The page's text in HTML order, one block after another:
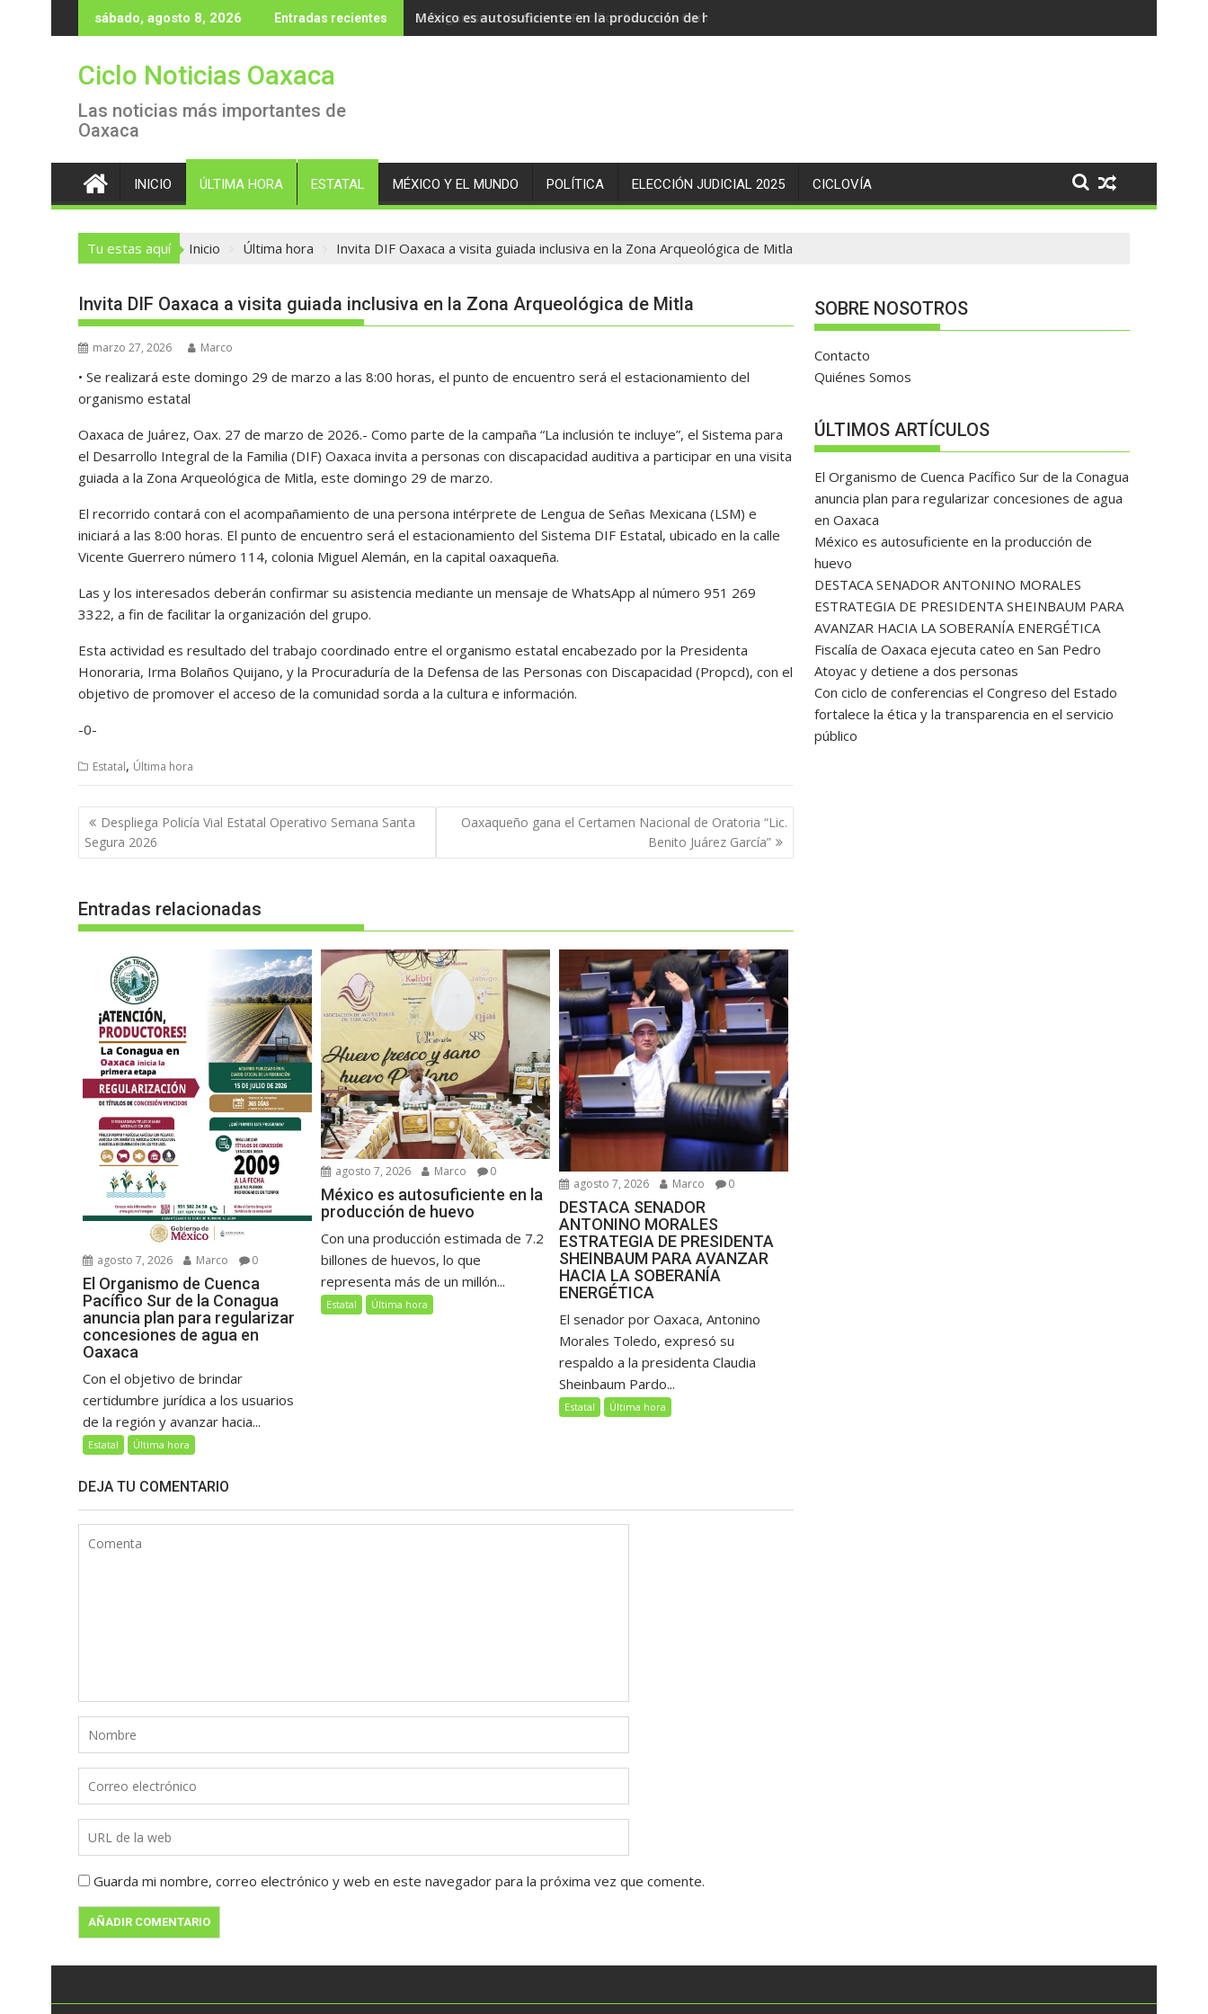
al
sábado, agosto 8, 2026 Entradas recientes México es autosuficiente en la producción de huevo
Ciclo Noticias Oaxaca
Las noticias más importantes de
Oaxaca
INICIO ÚLTIMA HORA ESTATAL MÉXICO Y EL MUNDO POLÍTICA ELECCIÓN JUDICIAL 2025 CICLOVÍA
Tu estas aquí Inicio Última hora Invita DIF Oaxaca a visita guiada inclusiva en la Zona Arqueológica de Mitla
Invita DIF Oaxaca a visita guiada inclusiva en la Zona Arqueológica de Mitla
marzo 27, 2026 Marco
• Se realizará este domingo 29 de marzo a las 8:00 horas, el punto de encuentro será el estacionamiento del
organismo estatal
Oaxaca de Juárez, Oax. 27 de marzo de 2026.- Como parte de la campaña “La inclusión te incluye”, el Sistema para
el Desarrollo Integral de la Familia (DIF) Oaxaca invita a personas con discapacidad auditiva a participar en una visita
guiada a la Zona Arqueológica de Mitla, este domingo 29 de marzo.
El recorrido contará con el acompañamiento de una persona intérprete de Lengua de Señas Mexicana (LSM) e
iniciará a las 8:00 horas. El punto de encuentro será el estacionamiento del Sistema DIF Estatal, ubicado en la calle
Vicente Guerrero número 114, colonia Miguel Alemán, en la capital oaxaqueña.
Las y los interesados deberán confirmar su asistencia mediante un mensaje de WhatsApp al número 951 269
3322, a fin de facilitar la organización del grupo.
Esta actividad es resultado del trabajo coordinado entre el organismo estatal encabezado por la Presidenta
Honoraria, Irma Bolaños Quijano, y la Procuraduría de la Defensa de las Personas con Discapacidad (Propcd), con el
objetivo de promover el acceso de la comunidad sorda a la cultura e información.
-0-
Estatal, Última hora
Navegación
de
entradas
Despliega Policía Vial Estatal Operativo Semana Santa
Segura 2026
Oaxaqueño gana el Certamen Nacional de Oratoria “Lic.
Benito Juárez García”
Entradas relacionadas
agosto 7, 2026 Marco 0
El Organismo de Cuenca
Pacífico Sur de la Conagua
anuncia plan para regularizar
concesiones de agua en
Oaxaca
Con el objetivo de brindar
certidumbre jurídica a los usuarios
de la región y avanzar hacia...
Estatal Última hora
agosto 7, 2026 Marco 0
México es autosuficiente en la
producción de huevo
Con una producción estimada de 7.2
billones de huevos, lo que
representa más de un millón...
Estatal Última hora
agosto 7, 2026 Marco 0
DESTACA SENADOR
ANTONINO MORALES
ESTRATEGIA DE PRESIDENTA
SHEINBAUM PARA AVANZAR
HACIA LA SOBERANÍA
ENERGÉTICA
El senador por Oaxaca, Antonino
Morales Toledo, expresó su
respaldo a la presidenta Claudia
Sheinbaum Pardo...
Estatal Última hora
DEJA TU COMENTARIO
Guarda mi nombre, correo electrónico y web en este navegador para la próxima vez que comente.
SOBRE NOSOTROS
Contacto
Quiénes Somos
ÚLTIMOS ARTÍCULOS
El Organismo de Cuenca Pacífico Sur de la Conagua
anuncia plan para regularizar concesiones de agua
en Oaxaca
México es autosuficiente en la producción de
huevo
DESTACA SENADOR ANTONINO MORALES
ESTRATEGIA DE PRESIDENTA SHEINBAUM PARA
AVANZAR HACIA LA SOBERANÍA ENERGÉTICA
Fiscalía de Oaxaca ejecuta cateo en San Pedro
Atoyac y detiene a dos personas
Con ciclo de conferencias el Congreso del Estado
fortalece la ética y la transparencia en el servicio
público